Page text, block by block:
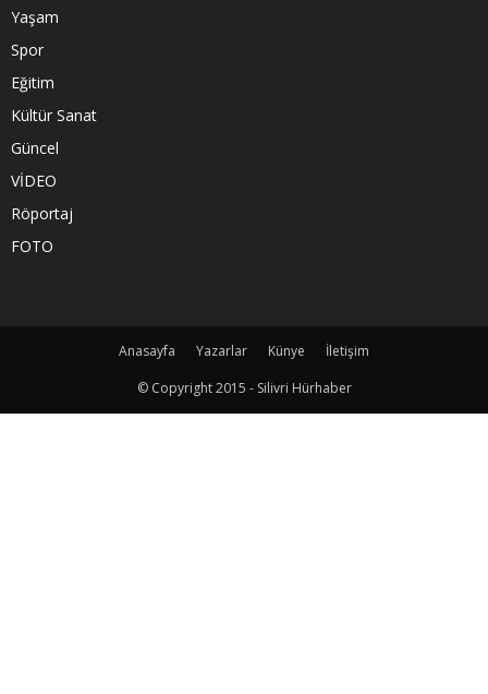
Yaşam
Spor
Eğitim
Kültür Sanat
Güncel
VİDEO
Röportaj
FOTO
Anasayfa Yazarlar Künye
İletişim
© Copyright 2015 - Silivri Hürhaber